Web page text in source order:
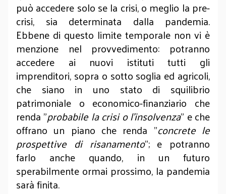
può accedere solo se la crisi, o meglio la pre-
crisi, sia determinata dalla pandemia.
Ebbene di questo limite temporale non vi è
menzione nel provvedimento: potranno
accedere ai nuovi istituti tutti gli
imprenditori, sopra o sotto soglia ed agricoli,
che siano in uno stato di squilibrio
patrimoniale o economico-finanziario che
renda "probabile la crisi o l'insolvenza" e che
offrano un piano che renda "concrete le
prospettive di risanamento"; e potranno
farlo anche quando, in un futuro
sperabilmente ormai prossimo, la pandemia
sarà finita.